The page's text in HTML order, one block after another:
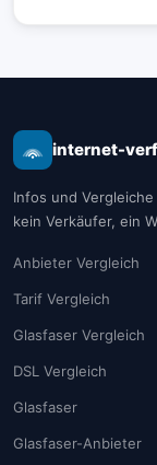
internet-
Infos und
kein Verkäufer, ein
Anbieter Vergleich
Tarif Vergleich
Glasfaser Vergleich
DSL Vergleich
Glasfaser
Glasfaser-Anbieter